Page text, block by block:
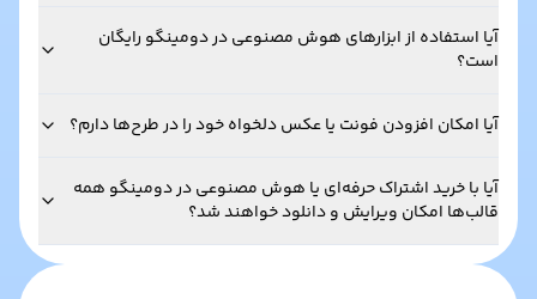
آیا استفاده از ابزارهای هوش مصنوعی در دومینگو رایگان
است؟
آیا امکان افزودن فونت یا عکس دلخواه خود را در طرح‌ها دارم؟
آیا با خرید اشتراک حرفه‌ای یا هوش مصنوعی در دومینگو همه
قالب‌ها امکان ویرایش و دانلود خواهند شد؟